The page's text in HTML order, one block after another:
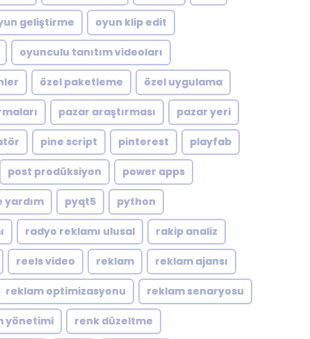
geliştirme oyun klip edit
oyunculu tanıtım videoları
özel paketleme özel uygulama
pazar araştırması pazar yeri
pine script pinterest playfab
post prodüksiyon power apps
yardım pyqt5 python
radyo reklamı ulusal rakip analiz
reels video reklam reklam ajansı
reklam optimizasyonu reklam senaryosu
yönetimi renk düzeltme